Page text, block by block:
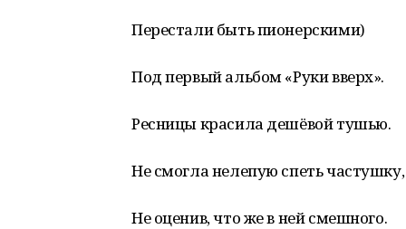
Перестали быть пионерскими)
Под первый альбом «Руки вверх».
Ресницы красила дешёвой тушью.
Не смогла нелепую спеть частушку,
Не оценив, что же в ней смешного.